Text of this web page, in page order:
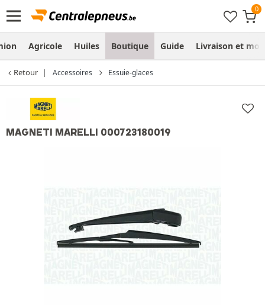
Agricole Huiles Boutique Guide Livraison et
Retour Accessoires Essuie-glaces
MAGNETI MARELLI 000723180019